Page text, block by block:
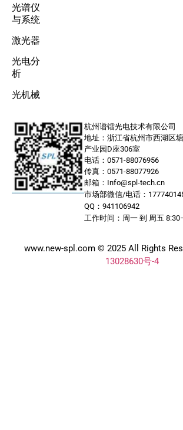
光谱仪
与系统
激光器
光电分
析
光机械
杭州谱镭光电技术有限公司
地址：浙江省杭州市西湖区
产业园D座306室
电话：0571-88076956
传真：0571-88077926
邮箱：Info@spl-tech.cn
市场部微信/电话：
QQ：941106942
工作时间：周一 到 周五
www.new-spl.com © 2025 All Rights
13028630号-4